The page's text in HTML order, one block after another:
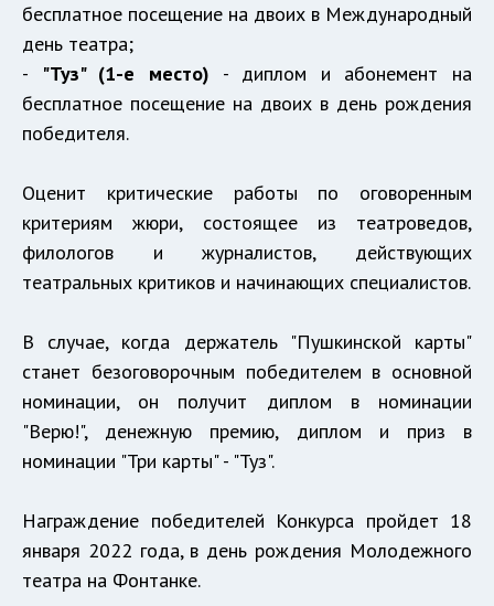
бесплатное посещение на двоих в Международный
день театра;
-
"Туз" (1-е место) - диплом и абонемент на
бесплатное посещение на двоих в день рождения
победителя.
Оценит критические работы по оговоренным
критериям жюри, состоящее из театроведов,
филологов и журналистов, действующих
театральных критиков и начинающих специалистов.
В случае, когда держатель "Пушкинской карты"
станет безоговорочным победителем в основной
номинации, он получит диплом в номинации
"Верю!", денежную премию, диплом и приз в
номинации "Три карты" - "Туз".
Награждение победителей Конкурса пройдет 18
января 2022 года, в день рождения Молодежного
театра на Фонтанке.